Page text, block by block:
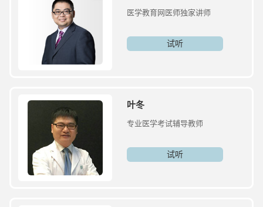
医学教育网医师独家讲师
试听
叶冬
专业医学考试辅导教师
试听